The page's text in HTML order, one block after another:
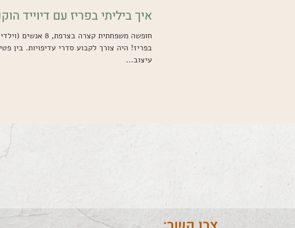
איך ביליתי בפריז עם דיוייד
בפריז! היה צורך לקבוע סדרי עדיפויות. בין
עיצוב...